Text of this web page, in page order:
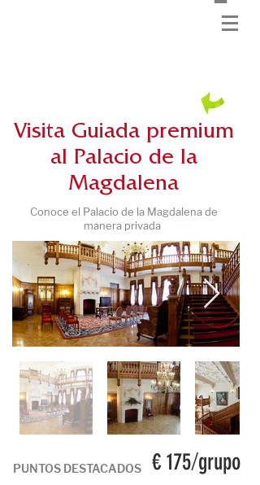
Visita Guiada premium
al Palacio de la
Magdalena
Conoce el Palacio de la Magdalena de
manera privada
€ 175/grupo
PUNTOS DESTACADOS